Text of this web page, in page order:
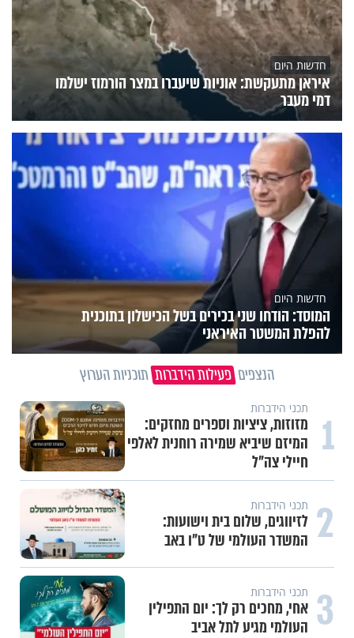
חדשות היום
איראן מתעקשת: אוניות שיעברו במצר הורמוז ישלמו
דמי מעבר
חדשות היום
המוסד: הודחו שני בכירים בשל הכישלון בתוכנית
להפלת המשטר האיראני
הנצפים פעילות הידברות תוכניות הערוץ
1 וידיאו מגזין
"הגמגום לא מגדיר אותי": ישראל
שטרן על המגבלה שלא עוצרת אותו
2 תכני ערוץ הידברות
חלום אדיר: מקבץ סגולות
3 עשייה והעצמה נשית
משיבת נפש: הגבול הדק שבין חוסר
טקט לפגיעה בזולת